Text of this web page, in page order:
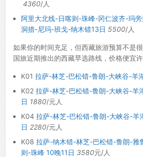
4360/人
阿里大北线-日喀则-珠峰-冈仁波齐-玛
洞措-尼玛-班戈-纳木错13日 5500/人
如果你的时间充足，但西藏旅游预算不是
国旅近期推出的西藏早选路线，价格便宜
K01 拉萨-林芝-巴松错-鲁朗-大峡谷-羊
K02 拉萨-林芝-巴松错-鲁朗-大峡谷-羊
日 1880/元人
K04 拉萨-林芝-巴松错-鲁朗-大峡谷-羊
日 2280/元人
K08 拉萨-纳木错-林芝-巴松错-鲁朗-雅
则-珠峰 10晚11日 3580元/人